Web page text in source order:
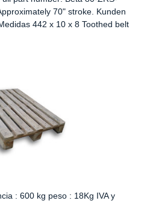
70" stroke. Kunden
442 x 10 x 8 Toothed belt
: 600 kg peso : 18Kg IVA y